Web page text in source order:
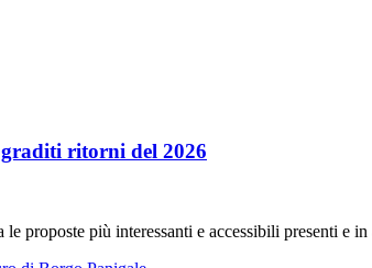
ritorni del 2026
proposte più interessanti e accessibili presenti e